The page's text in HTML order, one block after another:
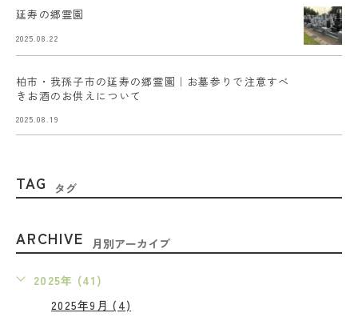
延寿の郷霊園
2025.08.22
柏市・我孫子市の延寿の郷霊園｜お墓参りで注意すべ
きお酒のお供えについて
2025.08.19
TAG タグ
ARCHIVE 月別アーカイブ
2025年 (41)
2025年9月 (4)